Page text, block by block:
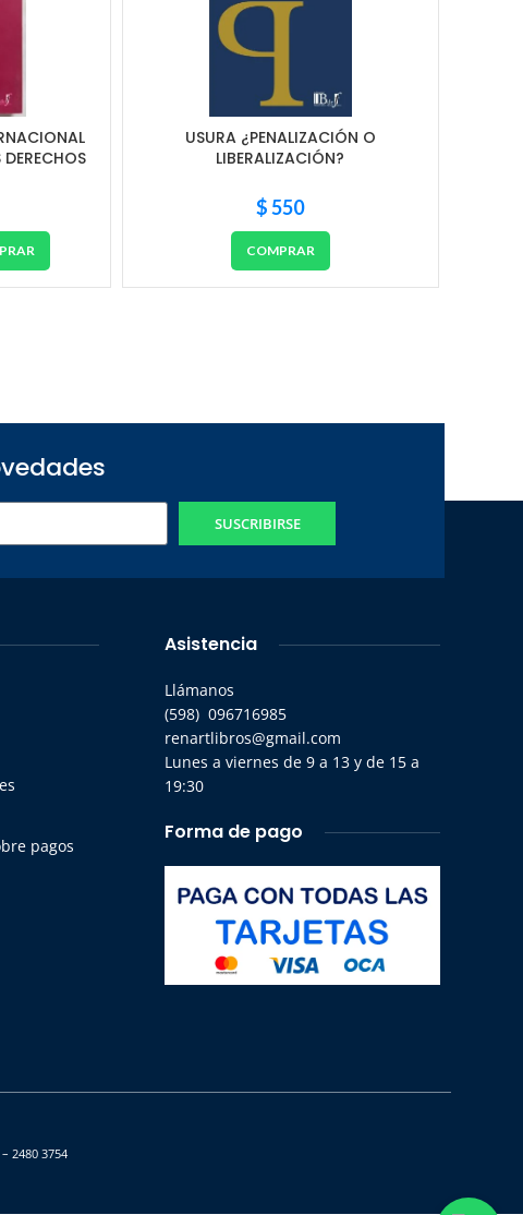
DERECHOS
USURA ¿PENALIZACIÓN O
LIBERALIZACIÓN?
$550
COMPRAR
SUSCRIBIRSE
pagos
Asistencia
Llámanos
(598) 096716985
renartlibros@gmail.com
Lunes a viernes de 9 a 13 y de 15 a
19:30
Forma de pago
2480 3754